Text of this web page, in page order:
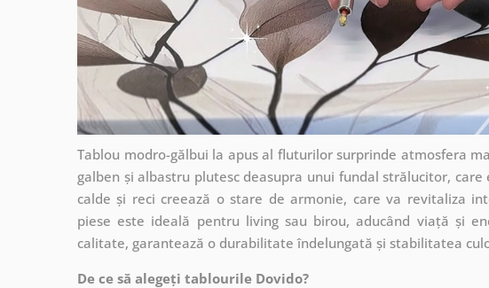
Tablou modro-gălbui la apus al fluturilor surprinde atmosfera
galben și albastru plutesc deasupra unui fundal strălucitor,
calde și reci creează o stare de armonie, care va revitaliza
piese este ideală pentru living sau birou, aducând viață și
calitate, garantează o durabilitate îndelungată și stabilitatea
De ce să alegeți tablourile Dovido?